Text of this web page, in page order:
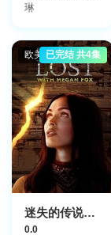
琳
欧美剧已完结 共4集
迷失的传说第一季
0.0